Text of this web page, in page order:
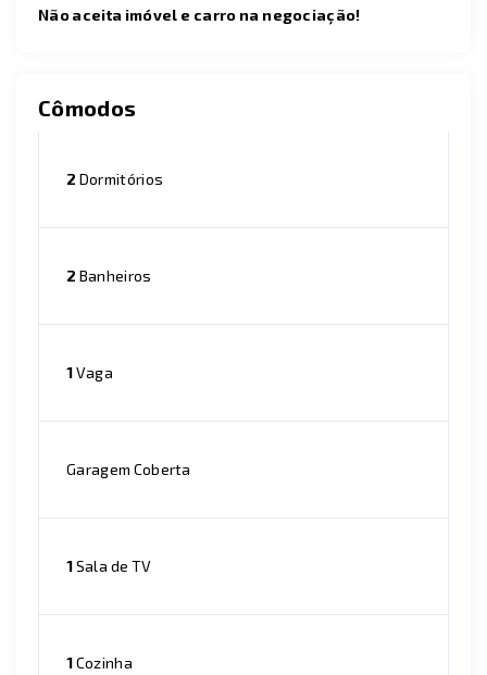
Não aceita imóvel e carro na negociação!
Cômodos
2 Dormitórios
2 Banheiros
1Vaga
Garagem Coberta
1Sala de TV
1Cozinha